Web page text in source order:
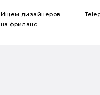
Ищем дизайнеров
на фриланс